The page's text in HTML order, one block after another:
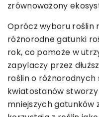
zrównoważony
Oprócz wyboru roślin
różnorodne gatunki
rok, co pomoże w
zapylaczy przez
roślin o
kwiatostanów
mniejszych gatunków